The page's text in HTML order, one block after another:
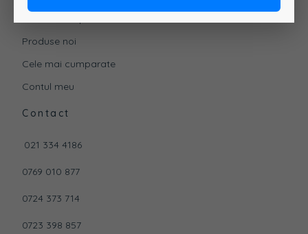
Produse noi
Cele mai cumparate
Contul meu
Contact
021 334 4186
0769 010 877
0724 373 714
0723 398 857